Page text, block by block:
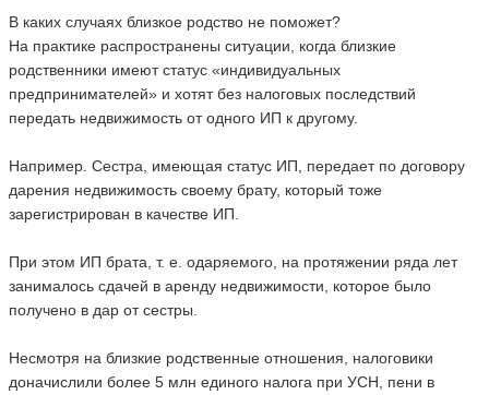
В каких случаях близкое родство не поможет?
На практике распространены ситуации, когда близкие
родственники имеют статус «индивидуальных
предпринимателей» и хотят без налоговых последствий
передать недвижимость от одного ИП к другому.
Например. Сестра, имеющая статус ИП, передает по договору
дарения недвижимость своему брату, который тоже
зарегистрирован в качестве ИП.
При этом ИП брата, т. е. одаряемого, на протяжении ряда лет
занималось сдачей в аренду недвижимости, которое было
получено в дар от сестры.
Несмотря на близкие родственные отношения, налоговики
доначислили более 5 млн единого налога при УСН, пени в